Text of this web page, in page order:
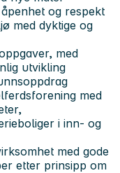
og respekt
med dyktige og
med
utvikling
med
i inn- og
med gode
etter prinsipp om